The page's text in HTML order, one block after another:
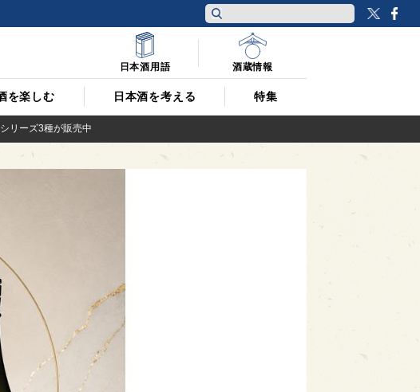
を楽しむ 日本酒を考える 特集
日本酒用語 酒蔵情報
リーズ3種が販売中